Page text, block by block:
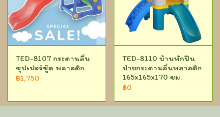
TED-8107 กระดานลื่น
ซุปเปอร์ชู๊ด พลาสติก
฿1,750
TED-8110 บ้านพักปีน
ป่ายกระดานลื่นพลาสติก
165x165x170 ซม.
฿0